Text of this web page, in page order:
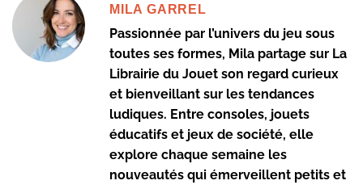
MILA GARREL
Passionnée par l’univers du jeu sous
toutes ses formes, Mila partage sur La
Librairie du Jouet son regard curieux
et bienveillant sur les tendances
ludiques. Entre consoles, jouets
éducatifs et jeux de société, elle
explore chaque semaine les
nouveautés qui émerveillent petits et